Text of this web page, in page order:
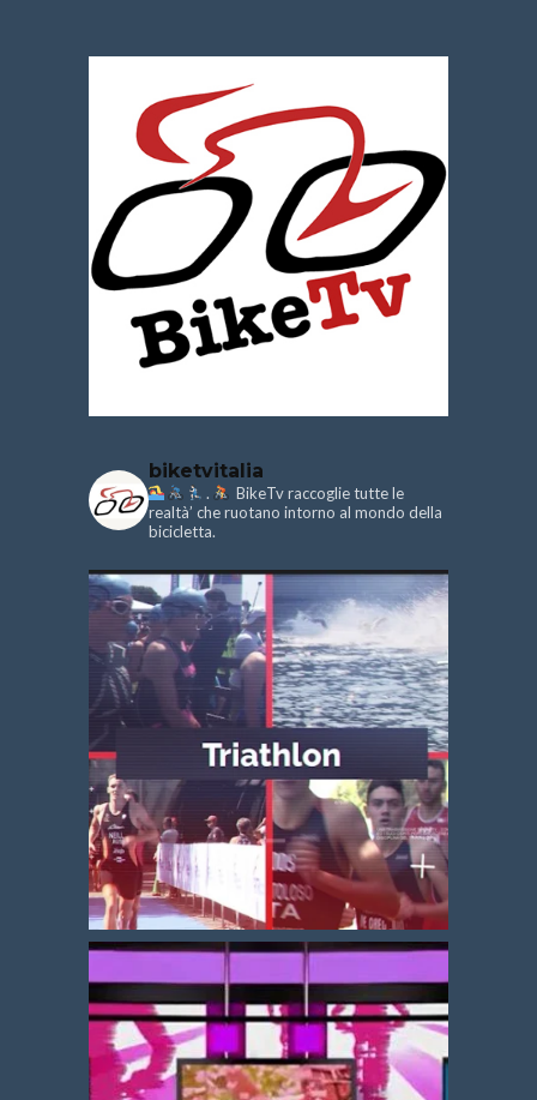
biketvitalia
.
BikeTv raccoglie tutte le
realtà’ che ruotano intorno al mondo della
bicicletta.